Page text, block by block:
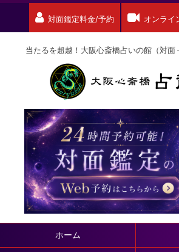
対面鑑定料金/予約 オンライ
当たるを超越！大阪心斎橋占いの館（対面
ホーム